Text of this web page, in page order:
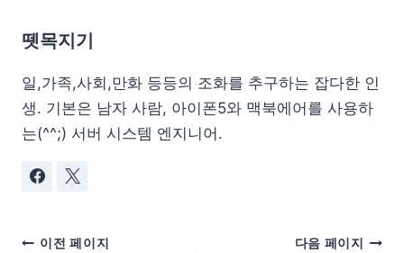
뗏목지기
일,가족,사회,만화 등등의 조화를 추구하는 잡다한 인
생. 기본은 남자 사람, 아이폰5와 맥북에어를 사용하
는(^^;) 서버 시스템 엔지니어.
이전 페이지 다음 페이지